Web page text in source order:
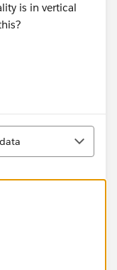
is in vertical